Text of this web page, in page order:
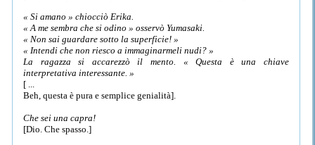
« Si amano » chiocciò Erika.
« A me sembra che si odino » osservò Yumasaki.
« Non sai guardare sotto la superficie! »
« Intendi che non riesco a immaginarmeli nudi? »
La ragazza si accarezzò il mento. « Questa è una chiave
interpretativa interessante. »
[ ...
Beh, questa è pura e semplice genialità].
Che sei una capra!
[Dio. Che spasso.]